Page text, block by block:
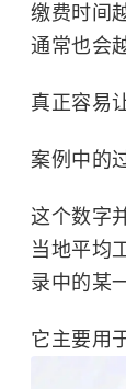
缴费时间
通常也会
真正容易
案例中的
这个数字
当地平均
录中的某
它主要用